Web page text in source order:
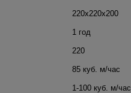
220x220x200
1 год
220
85 куб. м/час
1-100 куб. м/час